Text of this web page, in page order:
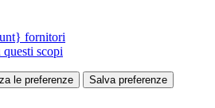
fornitori
questi scopi
le preferenze Salva preferenze